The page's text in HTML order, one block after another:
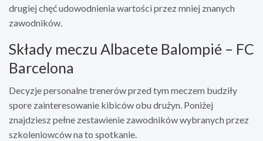
drugiej chęć udowodnienia wartości przez mniej znanych
zawodników.
Składy meczu Albacete Balompié – FC
Barcelona
Decyzje personalne trenerów przed tym meczem budziły
spore zainteresowanie kibiców obu drużyn. Poniżej
znajdziesz pełne zestawienie zawodników wybranych przez
szkoleniowców na to spotkanie.